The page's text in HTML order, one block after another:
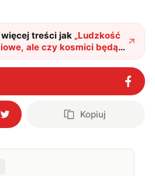
oglądać sport.
treści jak „Ludzkość
ale czy kosmici będą
Kopiuj